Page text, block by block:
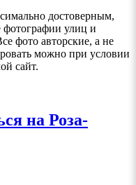
достоверным,
фотографии улиц и
фото авторские, а не
можно при условии
сайт.
на Роза-